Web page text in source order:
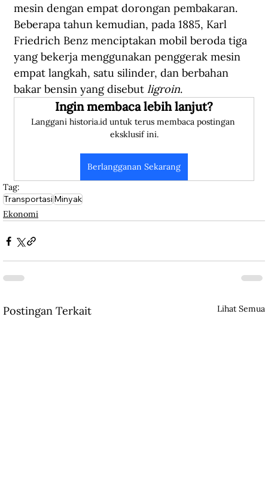
mesin dengan empat dorongan pembakaran.
Beberapa tahun kemudian, pada 1885, Karl
Friedrich Benz menciptakan mobil beroda tiga
yang bekerja menggunakan penggerak mesin
empat langkah, satu silinder, dan berbahan
bakar bensin yang disebut ligroin.
Ingin membaca lebih lanjut?
Langgani historia.id untuk terus membaca postingan
eksklusif ini.
Berlangganan Sekarang
Tag:
TransportasiMinyak
Ekonomi
Postingan Terkait Lihat Semua